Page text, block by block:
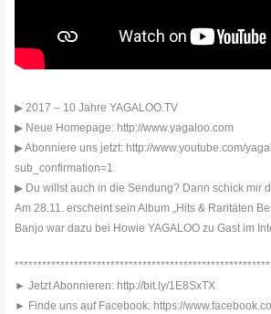
▶ 2017 – 10 Jahre YAGALOO.TV
▶ Neue Homepage: http://www.yagaloo.com
▶ Abonniere uns jetzt: http://www.youtube.com/
sub_confirmation=1
▶ Du willst auch in die Sendung? Dann schick mir
Am 28.11. erscheint sein Album „Hits & Raritäten
Banjo war dazu bei Howie YAGALOO zu Gast im
► Jetzt Abonnieren: http://bit.ly/1E8SxTX
► Finde uns auf Facebook: https://